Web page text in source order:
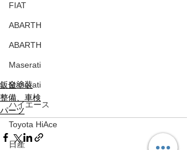
FIAT
ABARTH
ABARTH
Maserati
Maserati
ハイエース
Toyota HiAce
日産
鈑金塗装
整備、車検
パーツ